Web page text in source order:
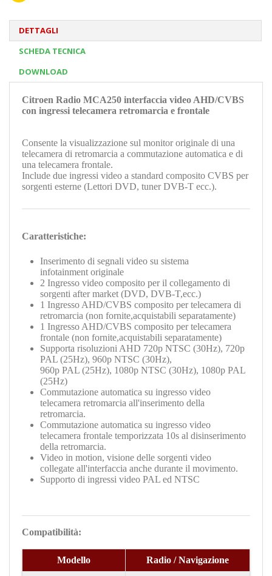
DETTAGLI
SCHEDA TECNICA
DOWNLOAD
Citroen Radio MCA250 interfaccia video AHD/CVBS
con ingressi telecamera retromarcia e frontale
Consente la visualizzazione sul monitor originale di una
telecamera di retromarcia a commutazione automatica e di
una telecamera frontale.
Include due ingressi video a standard composito CVBS per
sorgenti esterne (Lettori DVD, tuner DVB-T ecc.).
Caratteristiche:
Inserimento di segnali video su sistema
infotainment originale
2 Ingresso video composito per il collegamento di
sorgenti after market (DVD, DVB-T,ecc.)
1 Ingresso AHD/CVBS composito per telecamera di
retromarcia (non fornite,acquistabili separatamente)
1 Ingresso AHD/CVBS composito per telecamera
frontale (non fornite,acquistabili separatamente)
Supporta risoluzioni AHD 720p NTSC (30Hz), 720p
PAL (25Hz), 960p NTSC (30Hz),
960p PAL (25Hz), 1080p NTSC (30Hz), 1080p PAL
(25Hz)
Commutazione automatica su ingresso video
telecamera retromarcia all'inserimento della
retromarcia.
Commutazione automatica su ingresso video
telecamera frontale temporizzata 10s al disinserimento
della retromarcia.
Video in motion, visione delle sorgenti video
collegate all'interfaccia anche durante il movimento.
Supporto di ingressi video PAL ed NTSC
Compatibilità:
Modello Radio / Navigazione